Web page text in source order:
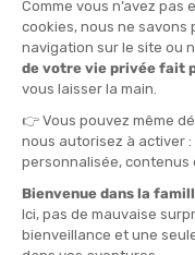
LEATHERMAN
UTENSILE MULTIFUNZIONE